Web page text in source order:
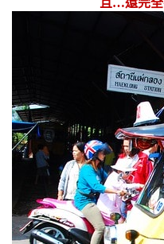
且…還完